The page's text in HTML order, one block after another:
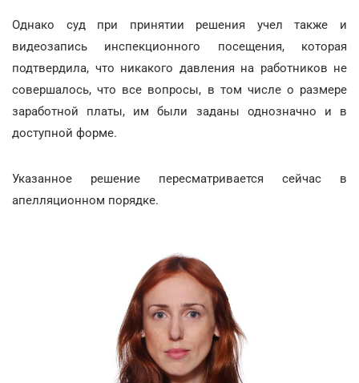
Однако суд при принятии решения учел также и
видеозапись инспекционного посещения, которая
подтвердила, что никакого давления на работников не
совершалось, что все вопросы, в том числе о размере
заработной платы, им были заданы однозначно и в
доступной форме.
Указанное решение пересматривается сейчас в
апелляционном порядке.